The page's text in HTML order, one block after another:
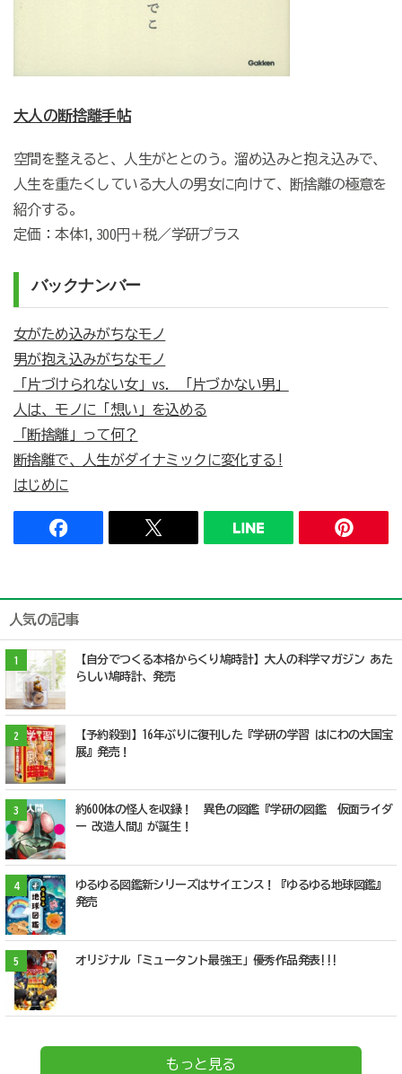
大人の断捨離手帖
空間を整えると、人生がととのう。溜め込みと抱え込みで、
人生を重たくしている大人の男女に向けて、断捨離の極意を
紹介する。
定価：本体1,300円＋税／学研プラス
バックナンバー
女がため込みがちなモノ
男が抱え込みがちなモノ
「片づけられない女」vs. 「片づかない男」
人は、モノに「想い」を込める
「断捨離」って何？
断捨離で、人生がダイナミックに変化する!
はじめに
人気の記事
1
【自分でつくる本格からくり鳩時計】大人の科学マガジン あた
らしい鳩時計、発売
2
【予約殺到】16年ぶりに復刊した『学研の学習 はにわの大国宝
展』発売！
3
約600体の怪人を収録！ 異色の図鑑『学研の図鑑 仮面ライダ
ー 改造人間』が誕生！
4
ゆるゆる図鑑新シリーズはサイエンス！『ゆるゆる地球図鑑』
発売
5 オリジナル「ミュータント最強王」優秀作品発表!!!
もっと見る